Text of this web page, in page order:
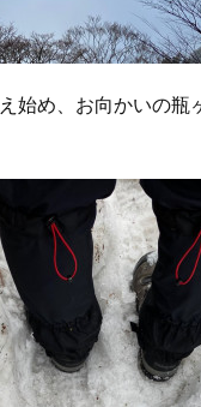
始め、お向かいの瓶